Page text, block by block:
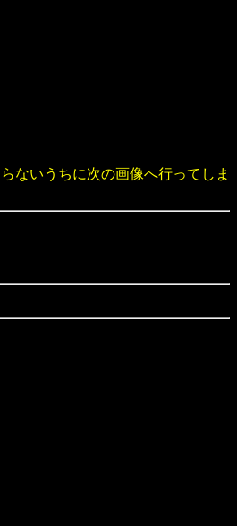
ないうちに次の画像へ行ってしま